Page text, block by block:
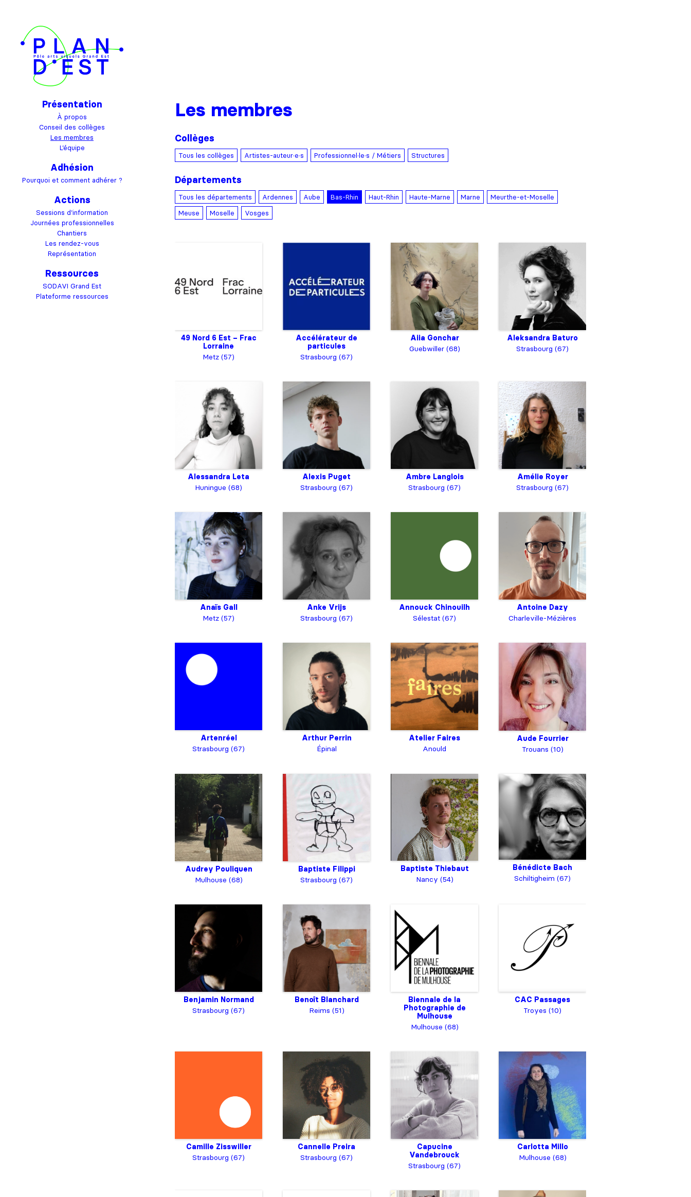
Présentation
À propos
Conseil des collèges
Les membres
L’équipe
Adhésion
Pourquoi et comment adhérer ?
Actions
Sessions d’information
Journées professionnelles
Chantiers
Les rendez-vous
Représentation
Ressources
SODAVI Grand Est
Plateforme ressources
Les membres
Collèges
Tous les collèges Artistes-auteur·e·s Professionnel·le·s / Métiers Structures
Départements
Tous les départements Ardennes Aube Bas-Rhin Haut-Rhin Haute-Marne Marne
Meurthe-et-Moselle
Meuse
Moselle Vosges
49 Nord 6 Est – Frac
Lorraine
Metz (57)
Accélérateur de
particules
Strasbourg (67)
Aiia Gonchar
Guebwiller (68)
Aleksandra Baturo
Strasbourg (67)
Alessandra Leta
Huningue (68)
Alexis Puget
Strasbourg (67)
Ambre Langlois
Strasbourg (67)
Amélie Royer
Strasbourg (67)
Anaïs Gall
Metz (57)
Anke Vrijs
Strasbourg (67)
Annouck Chinouilh
Sélestat (67)
Antoine Dazy
Charleville-Mézières
Artenréel
Strasbourg (67)
Arthur Perrin
Épinal
Atelier Faires
Anould
Aude Fourrier
Trouans (10)
Audrey Pouliquen
Mulhouse (68)
Baptiste Filippi
Strasbourg (67)
Baptiste Thiebaut
Nancy (54)
Bénédicte Bach
Schiltigheim (67)
Benjamin Normand
Strasbourg (67)
Benoît Blanchard
Reims (51)
Biennale de la
Photographie de
Mulhouse
Mulhouse (68)
CAC Passages
Troyes (10)
Camille Zisswiller
Strasbourg (67)
Cannelle Preira
Strasbourg (67)
Capucine
Vandebrouck
Strasbourg (67)
Carlotta Millo
Mulhouse (68)